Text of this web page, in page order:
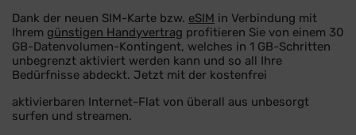
Dank der neuen SIM-Karte bzw. eSIM in Verbindung mit
Ihrem günstigen Handyvertrag profitieren Sie von einem 30
GB-Datenvolumen-Kontingent, welches in 1 GB-Schritten
unbegrenzt aktiviert werden kann und so all Ihre
Bedürfnisse abdeckt. Jetzt mit der kostenfrei
aktivierbaren Internet-Flat von überall aus unbesorgt
surfen und streamen.